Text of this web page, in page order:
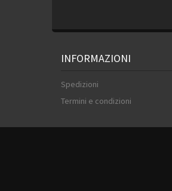
INFORMAZIONI
Spedizioni
Termini e condizioni